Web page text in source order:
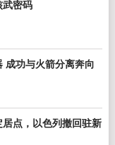
密码
成功与火箭分离奔向
点，以色列撤回驻新